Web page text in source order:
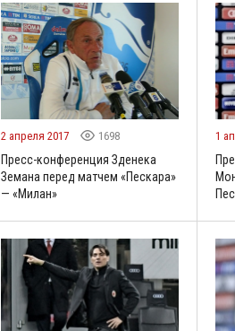
2 апреля 2017 1698
Пресс-конференция Зденека
Земана перед матчем «Пескара»
— «Милан»
1